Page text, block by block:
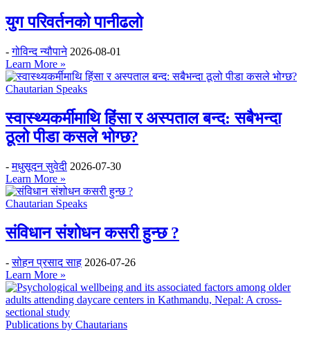
युग परिवर्तनको पानीढलो
-गोविन्द न्यौपाने 2026-08-01
Learn More »
Chautarian Speaks
स्वास्थ्यकर्मीमाथि हिंसा र अस्पताल बन्द: सबैभन्दा
ठूलो पीडा कसले भोग्छ?
-मधुसूदन सुवेदी 2026-07-30
Learn More »
Chautarian Speaks
संविधान संशोधन कसरी हुन्छ ?
-सोहन प्रसाद साह 2026-07-26
Learn More »
Publications by Chautarians